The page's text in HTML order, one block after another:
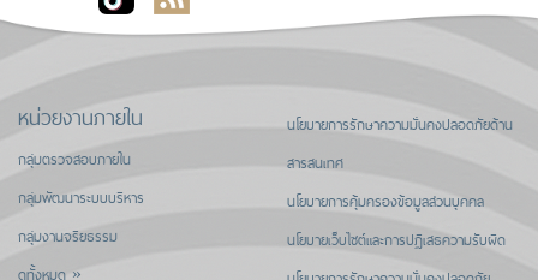
หน่วยงานภายใน
กลุ่มตรวจสอบภายใน
กลุ่มพัฒนาระบบบริหาร
กลุ่มงานจริยธรรม
นโยบายการรักษาความมั่นคงปลอดภัยด้าน
สารสนเทศ
นโยบายการคุ้มครองข้อมูลส่วนบุคคล
นโยบายเว็บไซต์และการปฏิเสธความรับผิด